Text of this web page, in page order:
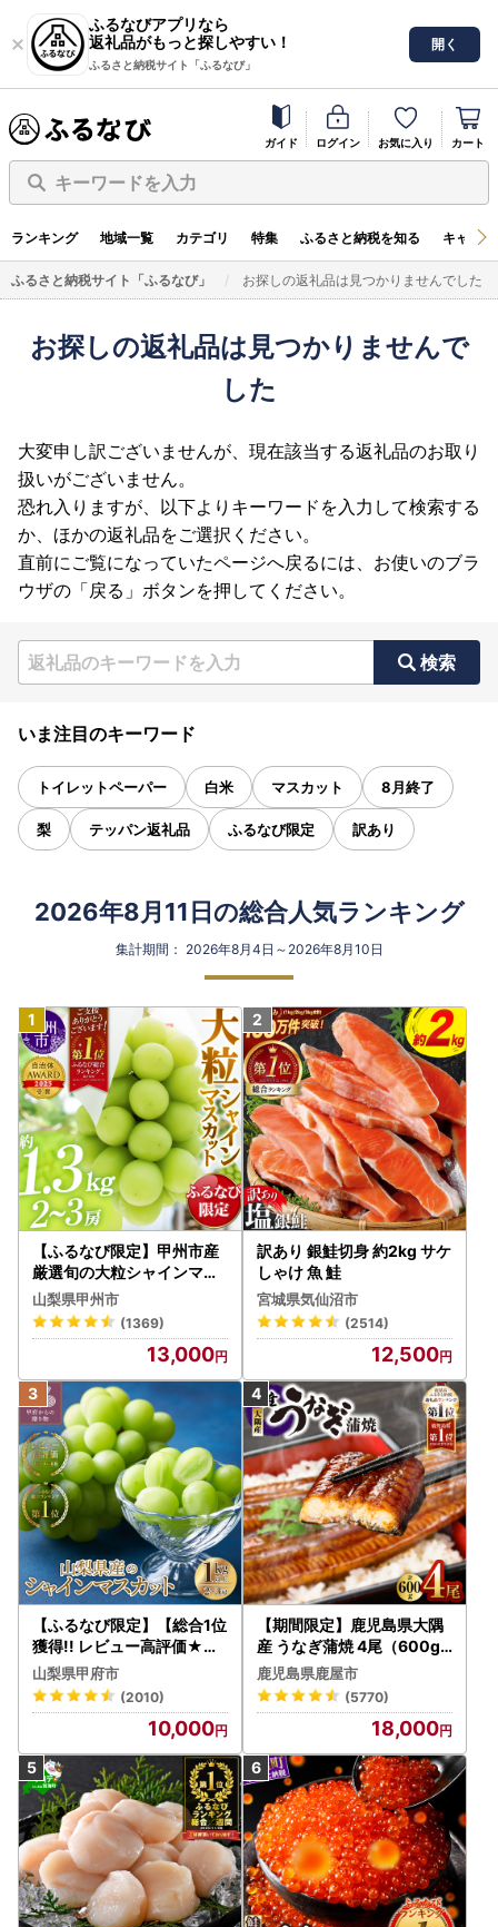
ふるなびアプリなら
返礼品がもっと探しやすい！
ふるさと納税サイト「ふるなび」
開く
ガイド ログイン お気に入り カート
キーワードを入力
ランキング 地域一覧 カテゴリ 特集 ふるさと納税を知る キャン
ふるさと納税サイト「ふるなび」 お探しの返礼品は見つかりませんでした
お探しの返礼品は見つかりませんで
した
大変申し訳ございませんが、現在該当する返礼品のお取り
扱いがございません。
恐れ入りますが、以下よりキーワードを入力して検索する
か、ほかの返礼品をご選択ください。
直前にご覧になっていたページへ戻るには、お使いのブラ
ウザの「戻る」ボタンを押してください。
検索
いま注目のキーワード
トイレットペーパー 白米 マスカット 8月終了
梨 テッパン返礼品 ふるなび限定 訳あり
2026年8月11日の総合人気ランキング
集計期間： 2026年8月4日～2026年8月10日
【ふるなび限定】甲州市産
厳選旬の大粒シャインマス
カット 約1.3kg 2～3房【2
026年発送】（MG）B12-
472 FN-Limited-VO シャ
インマスカット フルーツ
山梨県甲州市
(1369)
13,000
訳あり 銀鮭切身 約2kg サケ
しゃけ 魚 鮭
宮城県気仙沼市
(2514)
12,500
【ふるなび限定】【総合1位
獲得!! レビュー高評価★】
〈2026年度配送分〉山梨
県産 シャインマスカット 2
～3房（1.0kg以上）シャイ
ン フルーツ FN-Limited-S
P
山梨県甲府市
(2010)
10,000
【期間限定】鹿児島県大隅
産 うなぎ蒲焼 4尾（600g
） KN007-004-04-cp18
うなぎ 鰻 魚 惣菜 総菜
鹿児島県鹿屋市
(5770)
18,000